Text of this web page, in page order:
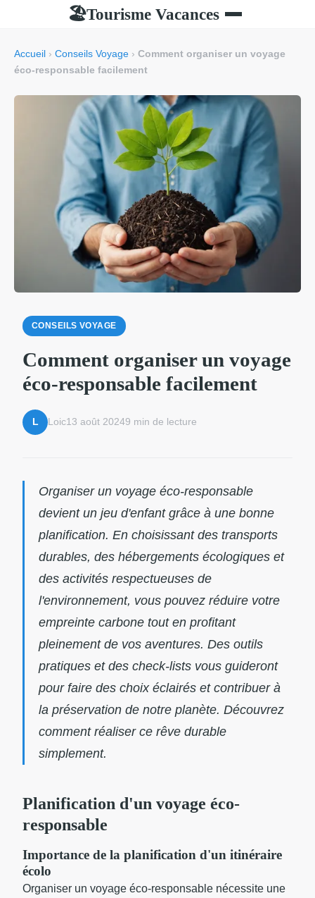
🏖Tourisme Vacances
Accueil › Conseils Voyage › Comment organiser un voyage
éco-responsable facilement
CONSEILS VOYAGE
Comment organiser un voyage
éco-responsable facilement
L Loic13 août 20249 min de lecture
Organiser un voyage éco-responsable
devient un jeu d'enfant grâce à une bonne
planification. En choisissant des transports
durables, des hébergements écologiques et
des activités respectueuses de
l'environnement, vous pouvez réduire votre
empreinte carbone tout en profitant
pleinement de vos aventures. Des outils
pratiques et des check-lists vous guideront
pour faire des choix éclairés et contribuer à
la préservation de notre planète. Découvrez
comment réaliser ce rêve durable
simplement.
Planification d'un voyage éco-
responsable
Importance de la planification d'un itinéraire
écolo
Organiser un voyage éco-responsable nécessite une